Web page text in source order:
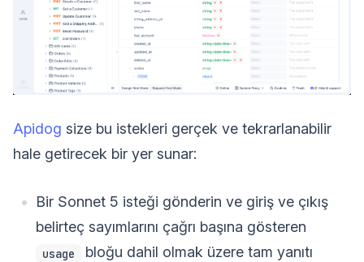
Apidog size bu istekleri gerçek ve tekrarlanabilir
hale getirecek bir yer sunar:
Bir Sonnet 5 isteği gönderin ve giriş ve çıkış
belirteç sayımlarını çağrı başına gösteren
usage
bloğu dahil olmak üzere tam yanıtı